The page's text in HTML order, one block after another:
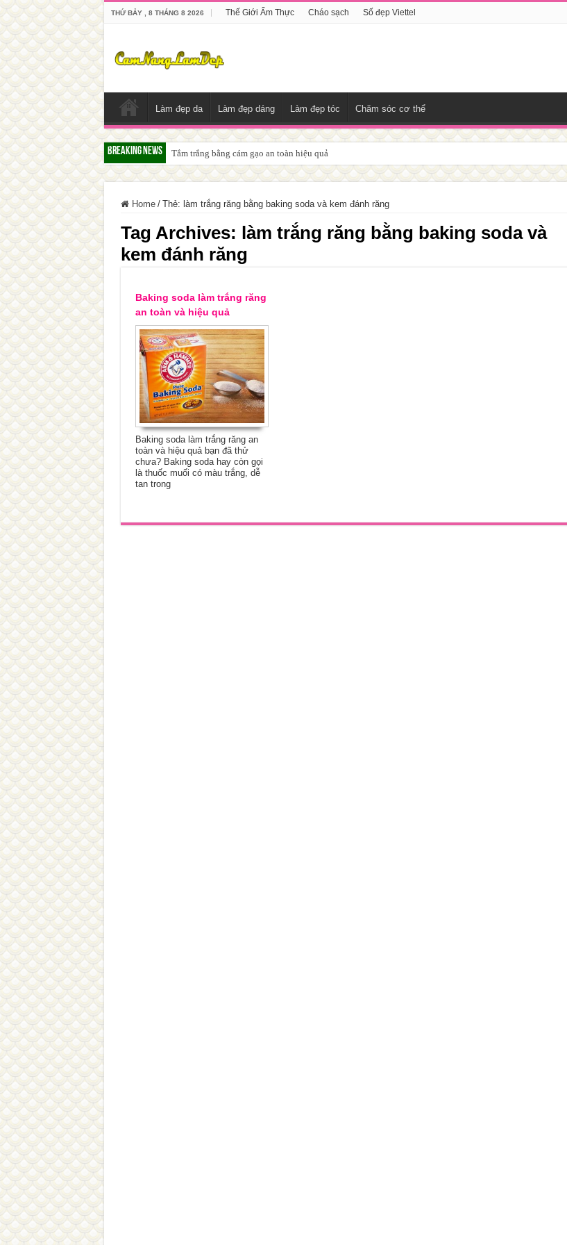
THỨ BẢY , 8 THÁNG 8 2026 Thế Giới Ẩm Thực Cháo sạch Số đẹp Viettel
Làm đẹp da Làm đẹp dáng Làm đẹp tóc Chăm sóc cơ thể
Breaking News Tắm trắng bằng cám gạo an toàn hiệu quả
Home / Thẻ: làm trắng răng bằng baking soda và kem đánh răng
Tag Archives: làm trắng răng bằng baking soda và
kem đánh răng
Baking soda làm trắng răng
an toàn và hiệu quả
Baking soda làm trắng răng an
toàn và hiệu quả bạn đã thử
chưa? Baking soda hay còn gọi
là thuốc muối có màu trắng, dễ
tan trong